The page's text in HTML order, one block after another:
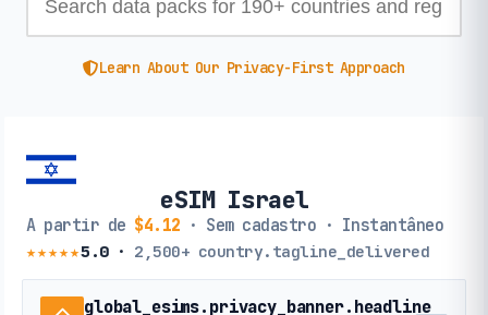
Learn About Our Privacy-First Approach
eSIM Israel
A partir de $4.12 · Sem cadastro · Instantâneo
★★★★★5.0· 2,500+ country.tagline_delivered
global_esims.privacy_banner.headline